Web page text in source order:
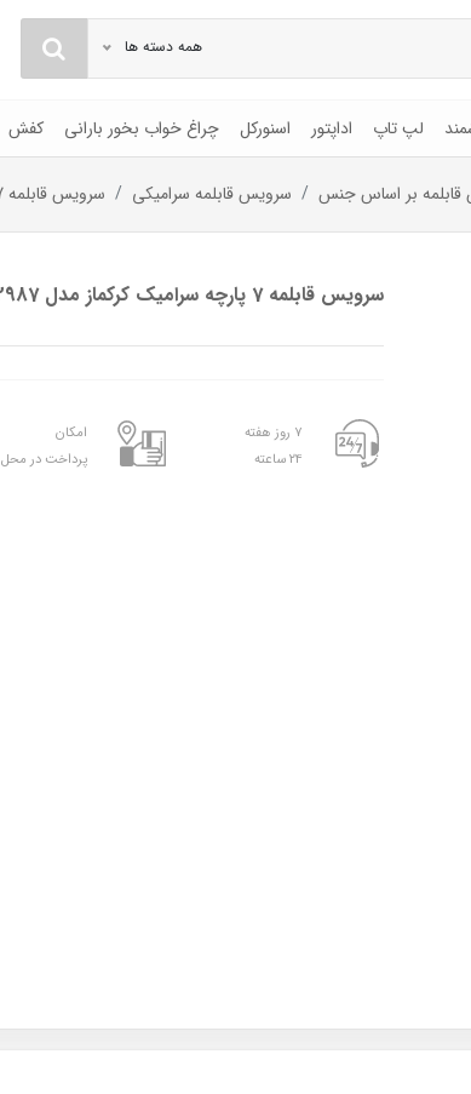
همه دسته ها
لپ تاپ اداپتور اسنورکل چراغ خواب بخور بارانی کفش
بر اساس جنس سرویس قابلمه سرامیکی سرویس قابلمه 7 پارچه سرامیک کرکماز مدل A2987
سرویس قابلمه 7 پارچه سرامیک کرکماز مدل A2987
۷ روز هفته
۲۴ ساعته
امکان
پرداخت در محل